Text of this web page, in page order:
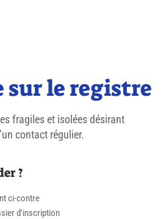
sur le registre
fragiles et isolées désirant
contact régulier.
?
ci-contre
d'inscription